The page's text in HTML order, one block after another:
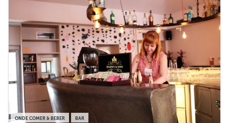
ONDE COMER & BEBER BAR